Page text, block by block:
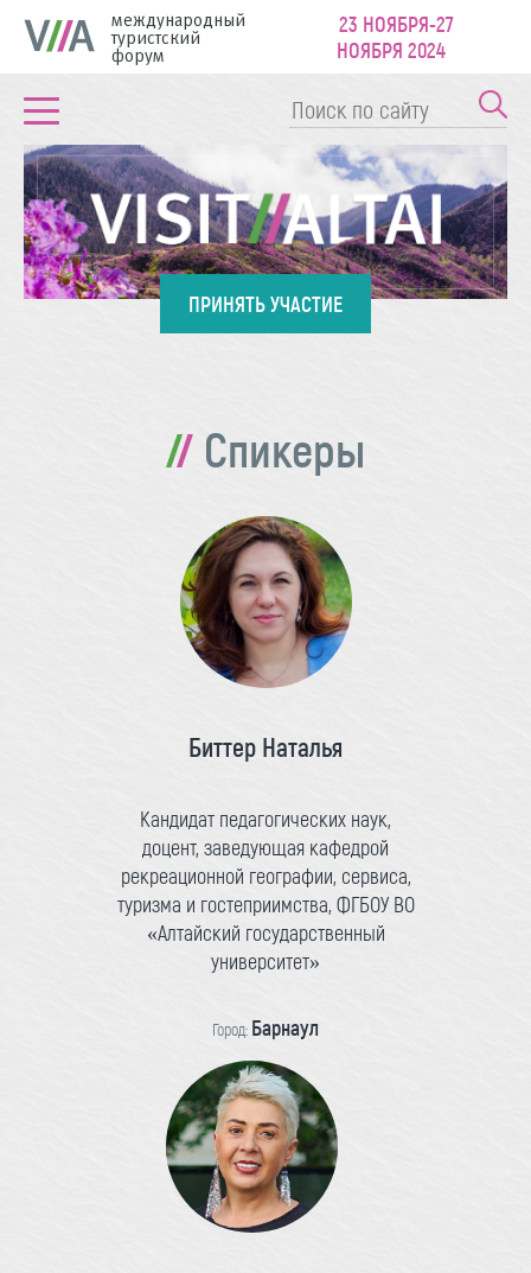
международный
туристский
форум
23 НОЯБРЯ-27
НОЯБРЯ 2024
ПРИНЯТЬ УЧАСТИЕ
Спикеры
Биттер Наталья
Кандидат педагогических наук,
доцент, заведующая кафедрой
рекреационной географии, сервиса,
туризма и гостеприимства, ФГБОУ ВО
«Алтайский государственный
университет»
Город: Барнаул